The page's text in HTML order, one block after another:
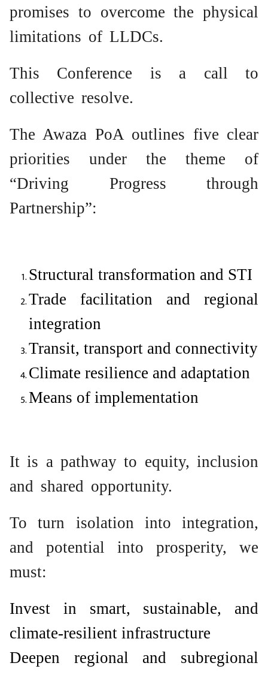
promises to overcome the physical
limitations of LLDCs.
This Conference is a call to
collective resolve.
The Awaza PoA outlines five clear
priorities under the theme of
“Driving Progress through
Partnership”:
Structural transformation and STI
Trade facilitation and regional
integration
Transit, transport and connectivity
Climate resilience and adaptation
Means of implementation
It is a pathway to equity, inclusion
and shared opportunity.
To turn isolation into integration,
and potential into prosperity, we
must:
Invest in smart, sustainable, and
climate-resilient infrastructure
Deepen regional and subregional